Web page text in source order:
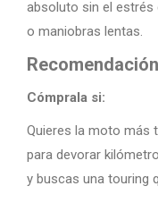
absoluto sin el estrés
o maniobras lentas.
Cómprala si:
Quieres la moto más
para devorar
y buscas una touring